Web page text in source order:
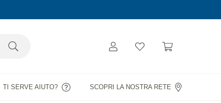
TI SERVE AIUTO? SCOPRI LA NOSTRA RETE